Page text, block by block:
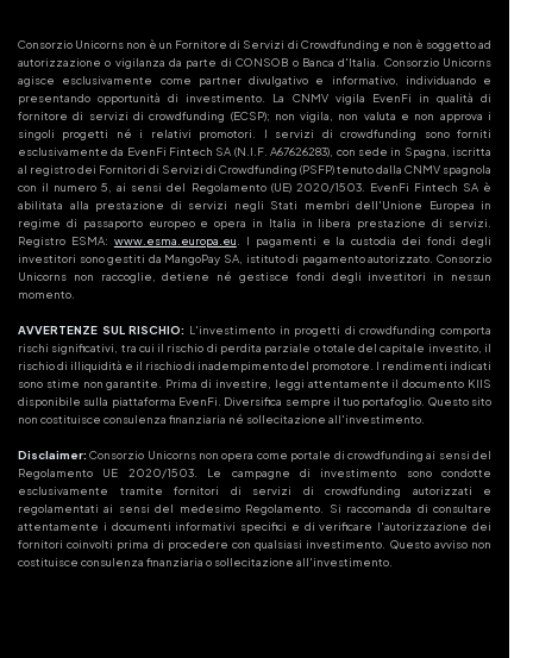
Consorzio Unicorns non è un Fornitore di Servizi di Crowdfunding e non è soggetto ad
autorizzazione o vigilanza da parte di CONSOB o Banca d'Italia. Consorzio Unicorns
agisce esclusivamente come partner divulgativo e informativo, individuando e
presentando opportunità di investimento. La CNMV vigila EvenFi in qualità di
fornitore di servizi di crowdfunding (ECSP); non vigila, non valuta e non approva i
singoli progetti né i relativi promotori. I servizi di crowdfunding sono forniti
esclusivamente da EvenFi Fintech SA (N.I.F. A67626283), con sede in Spagna, iscritta
al registro dei Fornitori di Servizi di Crowdfunding (PSFP) tenuto dalla CNMV spagnola
con il numero 5, ai sensi del Regolamento (UE) 2020/1503. EvenFi Fintech SA è
abilitata alla prestazione di servizi negli Stati membri dell'Unione Europea in
regime di passaporto europeo e opera in Italia in libera prestazione di servizi.
Registro ESMA: www.esma.europa.eu . I pagamenti e la custodia dei fondi degli
investitori sono gestiti da MangoPay SA, istituto di pagamento autorizzato. Consorzio
Unicorns non raccoglie, detiene né gestisce fondi degli investitori in nessun
momento.
AVVERTENZE SUL RISCHIO: L'investimento in progetti di crowdfunding comporta
rischi significativi, tra cui il rischio di perdita parziale o totale del capitale investito, il
rischio di illiquidità e il rischio di inadempimento del promotore. I rendimenti indicati
sono stime non garantite. Prima di investire, leggi attentamente il documento KIIS
disponibile sulla piattaforma EvenFi. Diversifica sempre il tuo portafoglio. Questo sito
non costituisce consulenza finanziaria né sollecitazione all'investimento.
Disclaimer: Consorzio Unicorns non opera come portale di crowdfunding ai sensi del
Regolamento UE 2020/1503. Le campagne di investimento sono condotte
esclusivamente tramite fornitori di servizi di crowdfunding autorizzati e
regolamentati ai sensi del medesimo Regolamento. Si raccomanda di consultare
attentamente i documenti informativi specifici e di verificare l'autorizzazione dei
fornitori coinvolti prima di procedere con qualsiasi investimento. Questo avviso non
costituisce consulenza finanziaria o sollecitazione all'investimento.